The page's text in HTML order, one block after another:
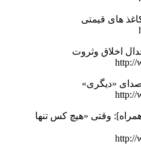
http://
http://
«تلفن» [همراه]: وقتی «هیچ کس تنها
http://